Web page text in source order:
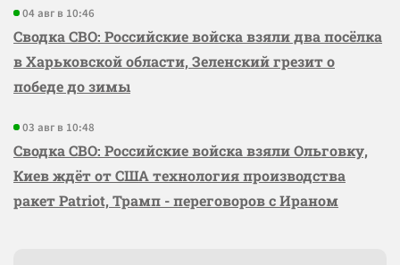
04 авг в 10:46
Сводка СВО: Российские войска взяли два посёлка
в Харьковской области, Зеленский грезит о
победе до зимы
03 авг в 10:48
Сводка СВО: Российские войска взяли Ольговку,
Киев ждёт от США технология производства
ракет Patriot, Трамп - переговоров с Ираном